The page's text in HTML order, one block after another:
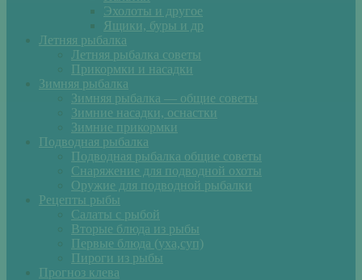
Эхолоты и другое
Ящики, буры и др
Летняя рыбалка
Летняя рыбалка советы
Прикормки и насадки
Зимняя рыбалка
Зимняя рыбалка — общие советы
Зимние насадки, оснастки
Зимние прикормки
Подводная рыбалка
Подводная рыбалка общие советы
Снаряжение для подводной охоты
Оружие для подводной рыбалки
Рецепты рыбы
Салаты с рыбой
Вторые блюда из рыбы
Первые блюда (уха,суп)
Пироги из рыбы
Прогноз клева